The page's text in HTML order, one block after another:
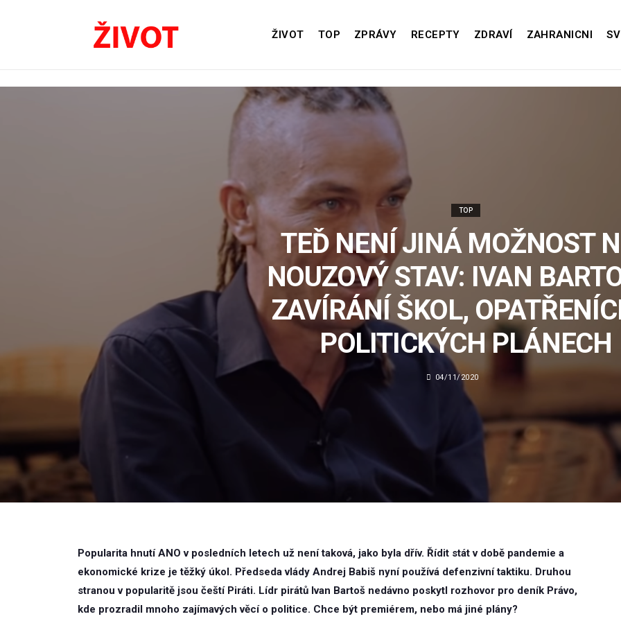
ŽIVOT TOP ZPRÁVY RECEPTY ZDRAVÍ ZAHRANICNI
TOP
TEĎ NENÍ JINÁ MOŽNOST
NOUZOVÝ STAV: IVAN
ZAVÍRÁNÍ ŠKOL,
POLITICKÝCH PLÁNECH
04/11/2020
Popularita hnutí ANO v posledních letech už není taková, jako byla dřív. Řídit stát v době pandemie a
ekonomické krize je těžký úkol. Předseda vlády Andrej Babiš nyní používá defenzivní taktiku. Druhou
stranou v popularitě jsou čeští Piráti. Lídr pirátů Ivan Bartoš nedávno poskytl rozhovor pro deník Právo,
kde prozradil mnoho zajímavých věcí o politice. Chce být premiérem, nebo má jiné plány?